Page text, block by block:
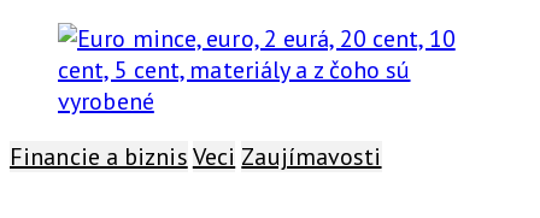
Financie a biznisVeci Zaujímavosti